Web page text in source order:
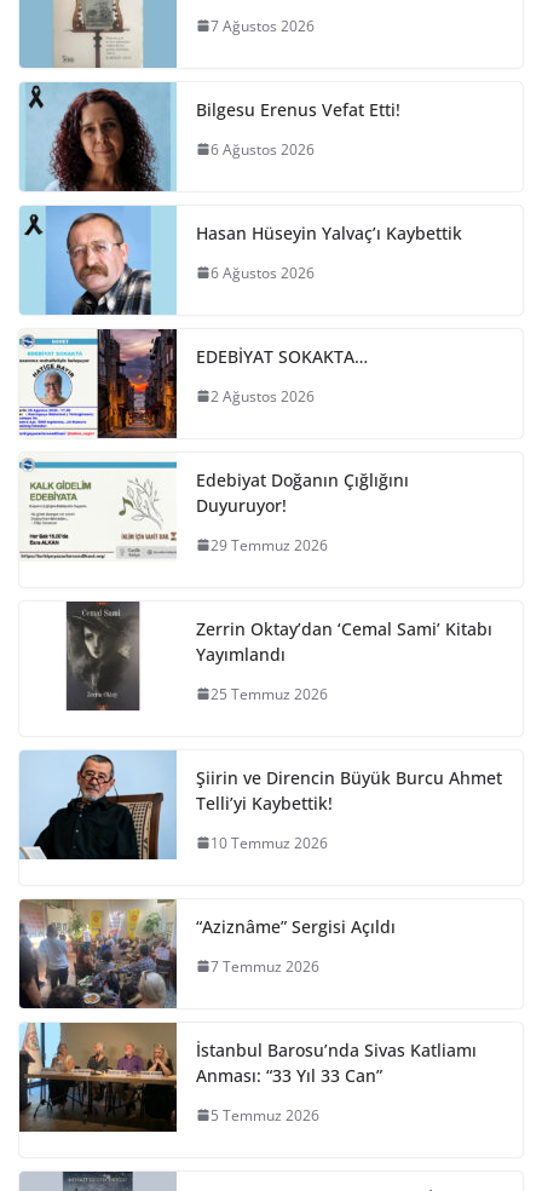
7 Ağustos 2026
Bilgesu Erenus Vefat Etti!
6 Ağustos 2026
Hasan Hüseyin Yalvaç’ı Kaybettik
6 Ağustos 2026
EDEBİYAT SOKAKTA…
2 Ağustos 2026
Edebiyat Doğanın Çığlığını
Duyuruyor!
29 Temmuz 2026
Zerrin Oktay’dan ‘Cemal Sami’ Kitabı
Yayımlandı
25 Temmuz 2026
Şiirin ve Direncin Büyük Burcu Ahmet
Telli’yi Kaybettik!
10 Temmuz 2026
“Aziznâme” Sergisi Açıldı
7 Temmuz 2026
İstanbul Barosu’nda Sivas Katliamı
Anması: “33 Yıl 33 Can”
5 Temmuz 2026